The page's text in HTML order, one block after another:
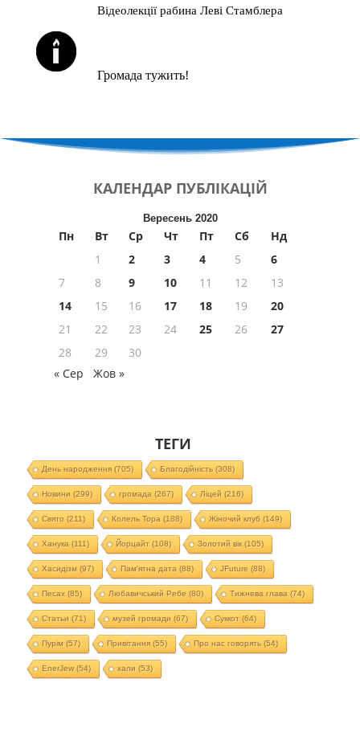
Відеолекції рабина Леві Стамблера
Громада тужить!
КАЛЕНДАР ПУБЛІКАЦІЙ
Вересень 2020
Пн Вт Ср Чт Пт Сб
Нд
1
2 3 4 5
6
7
8 9 10 11 12
13
14
15 16 17 18 19
20
21
22 23 24 25 26
27
28
29
30
« Сер
Жов »
ТЕГИ
День народження(705) Благодійність (308)
Новини (299) громада (267) Ліцей (216)
Свято (211) Колель Тора (188) Жіночий клуб (149)
Ханука (111) Йорцайт (108) Золотий вік(105)
Хасидізм (97) Пам'ятна дата (88) JFuture (88)
Песах(85) Любавичський Ребе (80) Тижнева глава (74)
Статьи (71) музей громади (67) Суккот (64)
Пурім (57) Привітання(55) Про нас говорять (54)
EnerJew(54) хали (53)